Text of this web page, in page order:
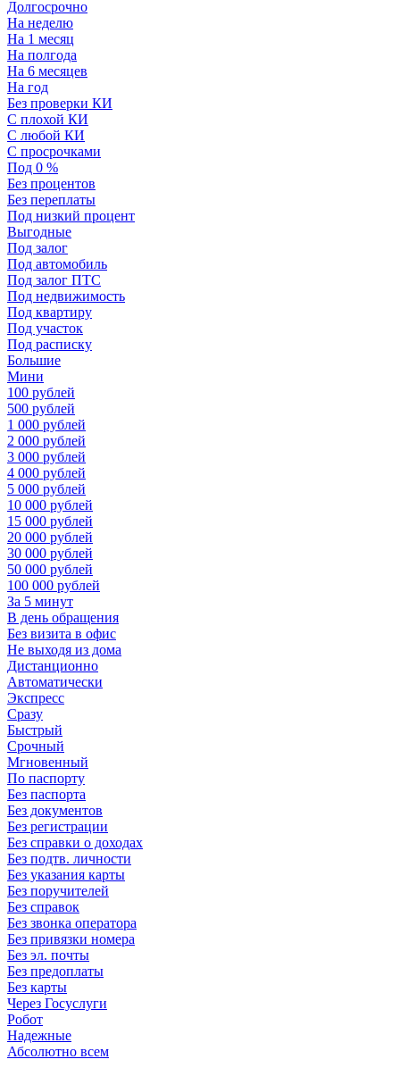
Долгосрочно
На неделю
На 1 месяц
На полгода
На 6 месяцев
На год
Без проверки КИ
С плохой КИ
С любой КИ
С просрочками
Под 0 %
Без процентов
Без переплаты
Под низкий процент
Выгодные
Под залог
Под автомобиль
Под залог ПТС
Под недвижимость
Под квартиру
Под участок
Под расписку
Большие
Мини
100 рублей
500 рублей
1 000 рублей
2 000 рублей
3 000 рублей
4 000 рублей
5 000 рублей
10 000 рублей
15 000 рублей
20 000 рублей
30 000 рублей
50 000 рублей
100 000 рублей
За 5 минут
В день обращения
Без визита в офис
Не выходя из дома
Дистанционно
Автоматически
Экспресс
Сразу
Быстрый
Срочный
Мгновенный
По паспорту
Без паспорта
Без документов
Без регистрации
Без справки о доходах
Без подтв. личности
Без указания карты
Без поручителей
Без справок
Без звонка оператора
Без привязки номера
Без эл. почты
Без предоплаты
Без карты
Через Госуслуги
Робот
Надежные
Абсолютно всем